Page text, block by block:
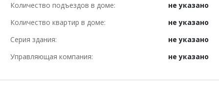
Количество подъездов в доме:
не указано
Количество квартир в доме:
не указано
Серия здания:
не указано
Управляющая компания:
не указано